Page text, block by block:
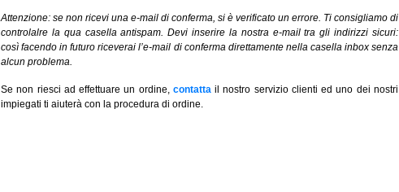
Attenzione: se non ricevi una e-mail di conferma, si è verificato un errore. Ti consigliamo di
controlalre la qua casella antispam. Devi inserire la nostra e-mail tra gli indirizzi sicuri:
così facendo in futuro riceverai l’e-mail di conferma direttamente nella casella inbox senza
alcun problema.
Se non riesci ad effettuare un ordine, contattail nostro servizio clienti ed uno dei nostri
impiegati ti aiuterà con la procedura di ordine.